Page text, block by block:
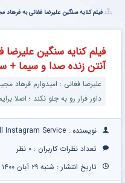
کار
سختی
نیست
!!
طلا |
بدون
ضامن
و چک
فیلم کنایه سنگین علیرضا فغانی به
فیلم کنایه سنگین
آنتن زنده صدا و سیما +
علیرضا فغانی : امیدوارم فرهاد
داور فرار رو به جلو نکند ؛
نویسنده : Parsfootball Instagram Service
تعداد نظرات کاربران : ۰ نظر
تاریخ انتشار : شنبه ۲۹ آبان ۱۴۰۰ | ۱۳:۵۳